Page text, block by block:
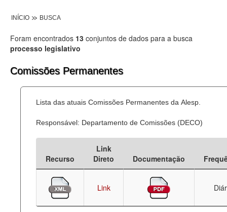
Lei de Acesso à Informação
Dados Governamentais Abertos
Planejamento
Catálogo de dados
Processo Legislativo
Administração
Legislação
Agenda
INÍCIO BUSCA
Foram encontrados 13 conjuntos de dados para a busca
processo legislativo
Comissões Permanentes
Lista das atuais Comissões Permanentes da Alesp.
Responsável: Departamento de Comissões (DECO)
Recurso
Link
Direto
Documentação
Link